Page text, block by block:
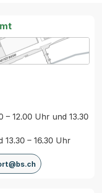
Karte von MapBS.
Link, wird in einem
12.00 Uhr und 13.30
13.30 – 16.30 Uhr